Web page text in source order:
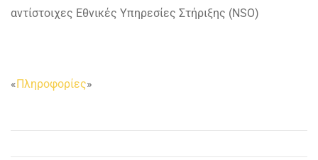
αντίστοιχες Εθνικές Υπηρεσίες Στήριξης (NSO)
« Πληροφορίες»